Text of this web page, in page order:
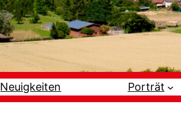
Neuigkeiten Porträt